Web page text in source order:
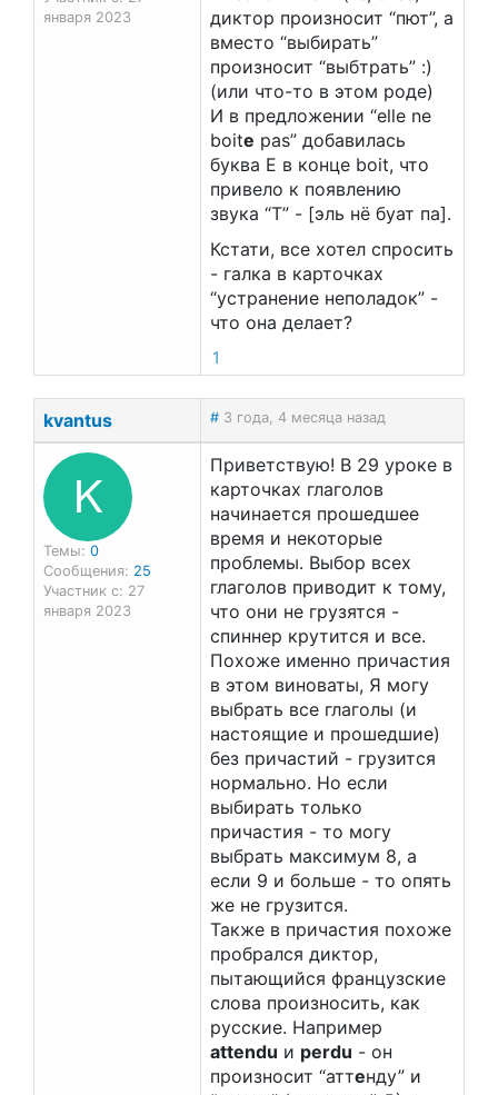
января 2023
диктор произносит “пют”, а
вместо “выбирать”
произносит “выбтрать” :)
(или что-то в этом роде)
И в предложении “elle ne
boite pas” добавилась
буква Е в конце boit, что
привело к появлению
звука “Т” - [эль нё буат па].
Кстати, все хотел спросить
- галка в карточках
“устранение неполадок” -
что она делает?
1
kvantus # 3 года, 4 месяца назад
K
Темы: 0
Сообщения: 25
Участник с: 27
января 2023
Приветствую! В 29 уроке в
карточках глаголов
начинается прошедшее
время и некоторые
проблемы. Выбор всех
глаголов приводит к тому,
что они не грузятся -
спиннер крутится и все.
Похоже именно причастия
в этом виноваты, Я могу
выбрать все глаголы (и
настоящие и прошедшие)
без причастий - грузится
нормально. Но если
выбирать только
причастия - то могу
выбрать максимум 8, а
если 9 и больше - то опять
же не грузится.
Также в причастия похоже
пробрался диктор,
пытающийся французские
слова произносить, как
русские. Например
attendu и perdu - он
произносит “аттенду” и